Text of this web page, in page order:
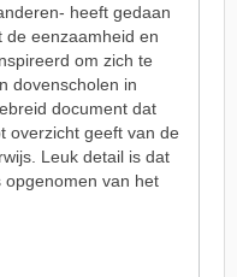
heeft gedaan
de eenzaamheid en
om zich te
dovenscholen in
document dat
overzicht geeft van de
Leuk detail is dat
opgenomen van het